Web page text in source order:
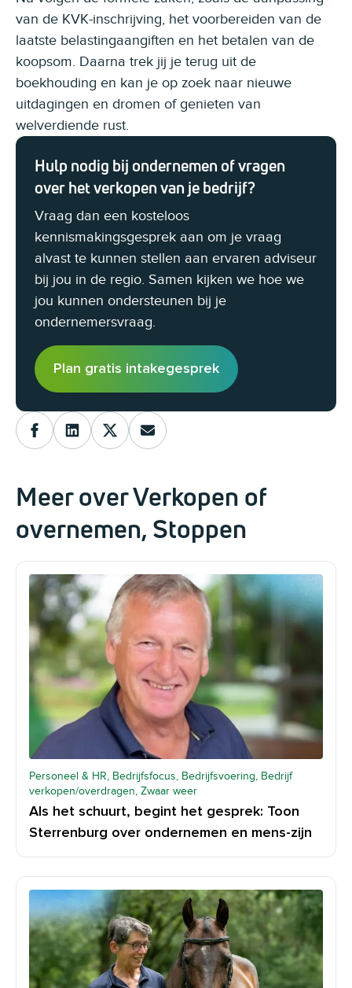
van de KVK-inschrijving, het voorbereiden van de
laatste belastingaangiften en het betalen van de
koopsom. Daarna trek jij je terug uit de
boekhouding en kan je op zoek naar nieuwe
uitdagingen en dromen of genieten van
welverdiende rust.
Hulp nodig bij ondernemen of vragen
over het verkopen van je bedrijf?
Vraag dan een kosteloos
kennismakingsgesprek aan om je vraag
alvast te kunnen stellen aan ervaren adviseur
bij jou in de regio. Samen kijken we hoe we
jou kunnen ondersteunen bij je
ondernemersvraag.
Plan gratis intakegesprek
Meer over Verkopen of
overnemen, Stoppen
Personeel & HR, Bedrijfsfocus, Bedrijfsvoering, Bedrijf
verkopen/overdragen, Zwaar weer
Als het schuurt, begint het gesprek: Toon
Sterrenburg over ondernemen en mens-zijn